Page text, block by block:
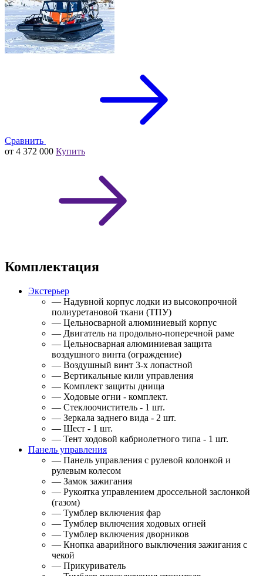
Сравнить
от 4 372 000 Купить
Комплектация
Экстерьер
— Надувной корпус лодки из высокопрочной
полиуретановой ткани (ТПУ)
— Цельносварной алюминиевый корпус
— Двигатель на продольно-поперечной раме
— Цельносварная алюминиевая защита
воздушного винта (ограждение)
— Воздушный винт 3-х лопастной
— Вертикальные кили управления
— Комплект защиты днища
— Ходовые огни - комплект.
— Стеклоочиститель - 1 шт.
— Зеркала заднего вида - 2 шт.
— Шест - 1 шт.
— Тент ходовой кабриолетного типа - 1 шт.
Панель управления
— Панель управления с рулевой колонкой и
рулевым колесом
— Замок зажигания
— Рукоятка управлением дроссельной заслонкой
(газом)
— Тумблер включения фар
— Тумблер включения ходовых огней
— Тумблер включения дворников
— Кнопка аварийного выключения зажигания с
чекой
— Прикуриватель